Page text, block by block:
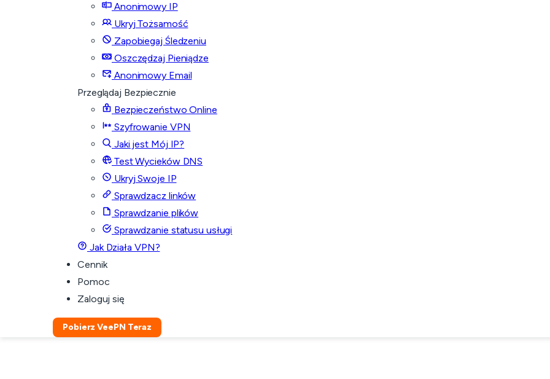
Anonimowy IP
Ukryj Tożsamość
Zapobiegaj Śledzeniu
Oszczędzaj Pieniądze
Anonimowy Email
Przeglądaj Bezpiecznie
Bezpieczeństwo Online
Szyfrowanie VPN
Jaki jest Mój IP?
Test Wycieków DNS
Ukryj Swoje IP
Sprawdzacz linków
Sprawdzanie plików
Sprawdzanie statusu usługi
Jak Działa VPN?
Cennik
Pomoc
Zaloguj się
Pobierz VeePN Teraz